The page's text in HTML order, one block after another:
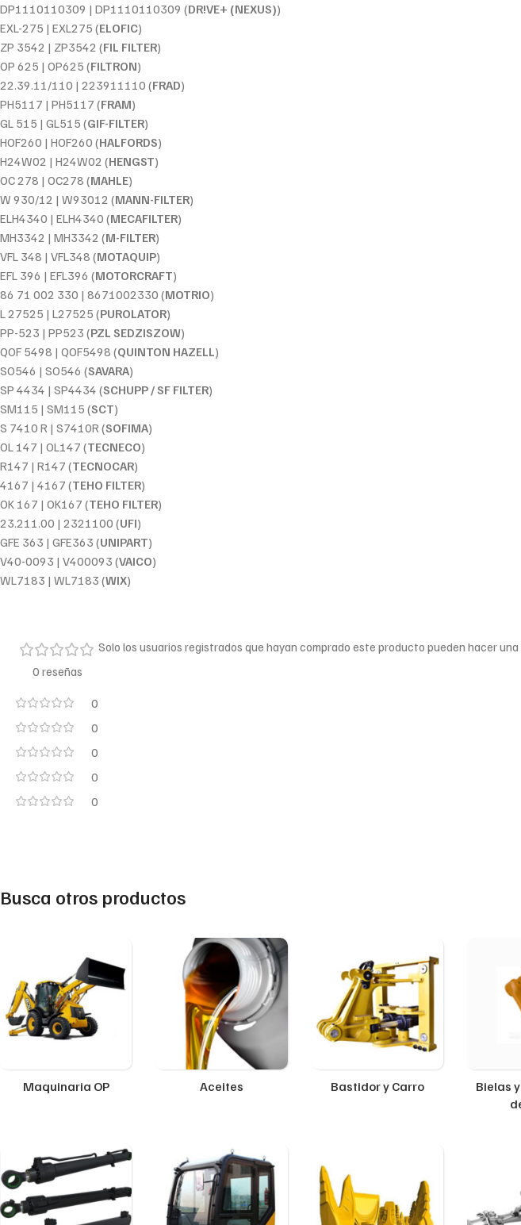
DP1110110309 | DP1110110309 (DR!VE+ (NEXUS))
EXL-275 | EXL275 (ELOFIC)
ZP 3542 | ZP3542 (FIL FILTER)
OP 625 | OP625 (FILTRON)
22.39.11/110 | 223911110 (FRAD)
PH5117 | PH5117 (FRAM)
GL 515 | GL515 (GIF-FILTER)
HOF260 | HOF260 (HALFORDS)
H24W02 | H24W02 (HENGST)
OC 278 | OC278 (MAHLE)
W 930/12 | W93012 (MANN-FILTER)
ELH4340 | ELH4340 (MECAFILTER)
MH3342 | MH3342 (M-FILTER)
VFL 348 | VFL348 (MOTAQUIP)
EFL 396 | EFL396 (MOTORCRAFT)
86 71 002 330 | 8671002330 (MOTRIO)
L 27525 | L27525 (PUROLATOR)
PP-523 | PP523 (PZL SEDZISZOW)
QOF 5498 | QOF5498 (QUINTON HAZELL )
SO546 | SO546 (SAVARA)
SP 4434 | SP4434 (SCHUPP / SF FILTER)
SM115 | SM115 (SCT)
S 7410 R | S7410R (SOFIMA)
OL 147 | OL147 (TECNECO)
R147 | R147 (TECNOCAR)
4167 | 4167 (TEHO FILTER)
OK 167 | OK167 (TEHO FILTER)
23.211.00 | 2321100 (UFI)
GFE 363 | GFE363 (UNIPART)
V40-0093 | V400093 (VAICO)
WL7183 | WL7183 (WIX)
0 reseñas
0
0
0
0
0
Solo los usuarios registrados que hayan comprado este producto pueden hacer una
Busca otros productos
Maquinaria OP Aceites Bastidor y Carro
Bielas